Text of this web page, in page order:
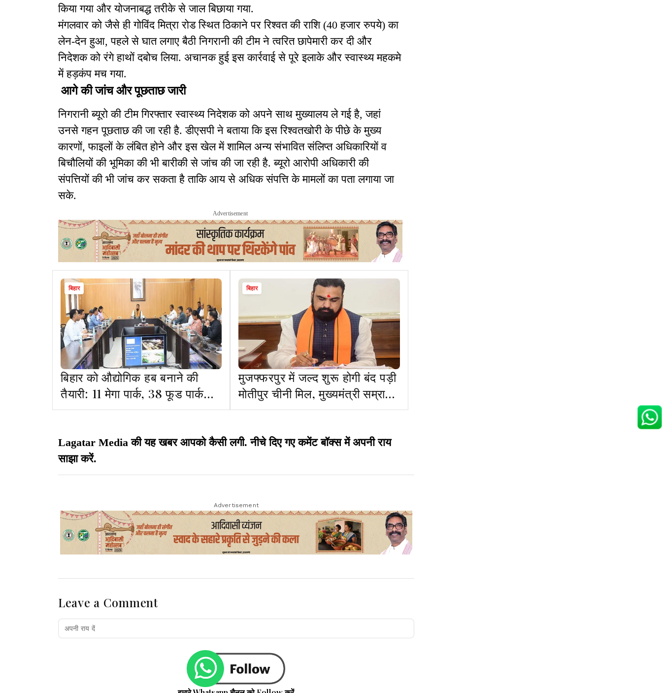
किया गया और योजनाबद्ध तरीके से जाल बिछाया गया.
मंगलवार को जैसे ही गोविंद मित्रा रोड स्थित ठिकाने पर रिश्वत की राशि (40 हजार रुपये) का
लेन-देन हुआ, पहले से घात लगाए बैठी निगरानी की टीम ने त्वरित छापेमारी कर दी और
निदेशक को रंगे हाथों दबोच लिया. अचानक हुई इस कार्रवाई से पूरे इलाके और स्वास्थ्य महकमे
में हड़कंप मच गया.
आगे की जांच और पूछताछ जारी
निगरानी ब्यूरो की टीम गिरफ्तार स्वास्थ्य निदेशक को अपने साथ मुख्यालय ले गई है, जहां
उनसे गहन पूछताछ की जा रही है. डीएसपी ने बताया कि इस रिश्वतखोरी के पीछे के मुख्य
कारणों, फाइलों के लंबित होने और इस खेल में शामिल अन्य संभावित संलिप्त अधिकारियों व
बिचौलियों की भूमिका की भी बारीकी से जांच की जा रही है. ब्यूरो आरोपी अधिकारी की
संपत्तियों की भी जांच कर सकता है ताकि आय से अधिक संपत्ति के मामलों का पता लगाया जा
सके.
Advertisement
बिहार
बिहार को औद्योगिक हब बनाने की
तैयारी: 11 मेगा पार्क, 38 फूड पार्क
और 50 हजार एकड़ का बनेगा लैंड
बिहार
मुजफ्फरपुर में जल्द शुरू होगी बंद पड़ी
मोतीपुर चीनी मिल, मुख्यमंत्री सम्राट
चौधरी ने की घोषणा
Lagatar Media की यह खबर आपको कैसी लगी. नीचे दिए गए कमेंट बॉक्स में अपनी राय
साझा करें.
Advertisement
Leave a Comment